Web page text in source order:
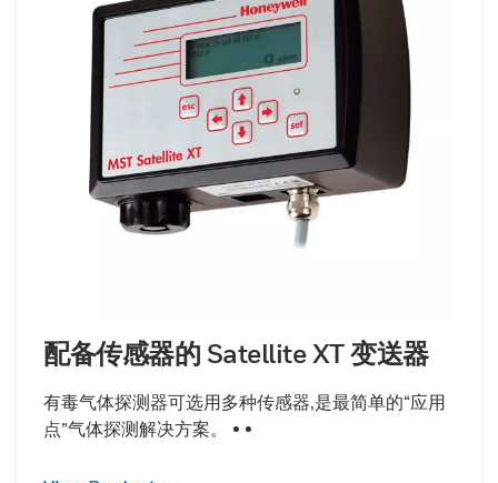
配备传感器的 Satellite XT 变送器
有毒气体探测器可选用多种传感器,是最简单的“应用
点”气体探测解决方案。 • •